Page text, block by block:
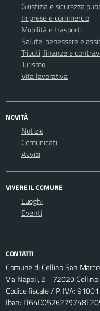
Giustizia e sicurezza
Imprese e commercio
Mobilità e trasporti
Salute, benessere e
Tributi, finanze e
Turismo
Vita lavorativa
NOVITÀ
Notizie
Comunicati
Avvisi
VIVERE IL COMUNE
Luoghi
Eventi
CONTATTI
Comune di Cellino San Marco
Via Napoli, 2 - 72020 Cellino
Codice fiscale / P. IVA:
Iban: